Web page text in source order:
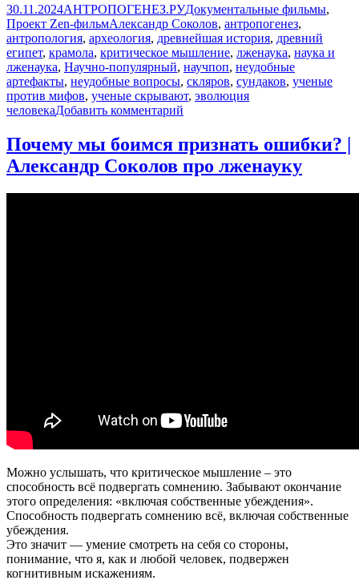
Опубликовано
30.11.2024Автор
АНТРОПОГЕНЕЗ.РУРубрики
Документальные фильмы,
Проект Zen-фильмМетки
Александр Соколов, антропогенез,
антропология, археология, древнейшая история, древний
египет, крамола, критическое мышление, лженаука, наука и
лженаука, Научно-популярный, научпоп, неудобные
артефакты, неудобные вопросы, скляров, сундаков, ученые
против мифов, ученые скрывают, эволюция
человекаДобавить комментарий
Соколов
отвечает
неудобные
Почему мы боимся признать ошибки? |
Александр Соколов про лженауку
Можно услышать, что критическое мышление – это
способность всё подвергать сомнению. Забывают окончание
этого определения: «включая собственные убеждения».
Способность подвергать сомнению всё, включая собственные
убеждения.
Это значит — умение смотреть на себя со стороны,
понимание, что я, как и любой человек, подвержен
когнитивным искажениям.